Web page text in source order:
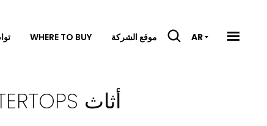
WHERE TO BUY موقع الشركة AR
RAK-PLANO MICA WHITE FURNITURE COUNTERTOPS أثاث